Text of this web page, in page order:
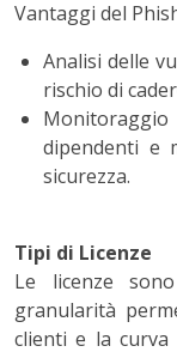
Vantaggi del
Analisi delle
rischio di
dipendenti e
sicurezza.
Tipi di Licenze
Le licenze
granularità
clienti e la